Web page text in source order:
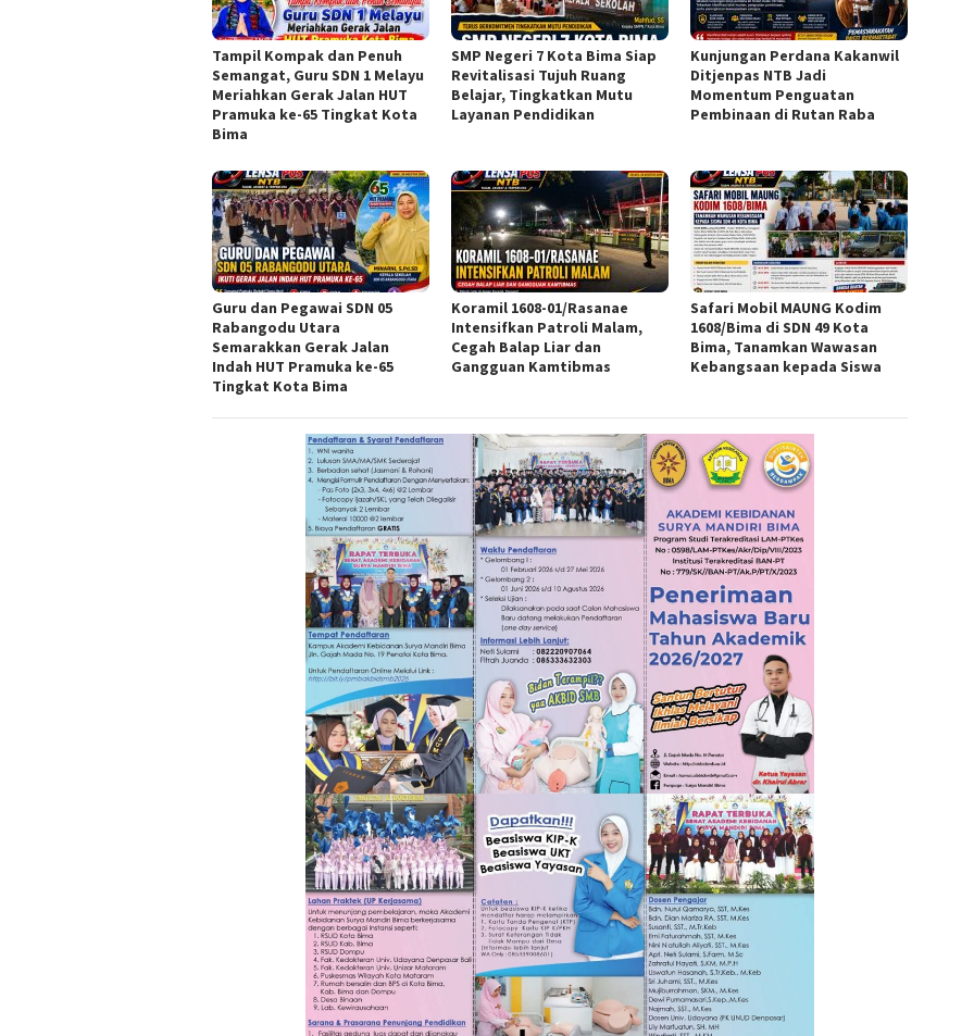
Tampil Kompak dan Penuh
Semangat, Guru SDN 1 Melayu
Meriahkan Gerak Jalan HUT
Pramuka ke-65 Tingkat Kota
Bima
SMP Negeri 7 Kota Bima Siap
Revitalisasi Tujuh Ruang
Belajar, Tingkatkan Mutu
Layanan Pendidikan
Kunjungan Perdana Kakanwil
Ditjenpas NTB Jadi
Momentum Penguatan
Pembinaan di Rutan Raba
Guru dan Pegawai SDN 05
Rabangodu Utara
Semarakkan Gerak Jalan
Indah HUT Pramuka ke-65
Tingkat Kota Bima
Koramil 1608-01/Rasanae
Intensifkan Patroli Malam,
Cegah Balap Liar dan
Gangguan Kamtibmas
Safari Mobil MAUNG Kodim
1608/Bima di SDN 49 Kota
Bima, Tanamkan Wawasan
Kebangsaan kepada Siswa